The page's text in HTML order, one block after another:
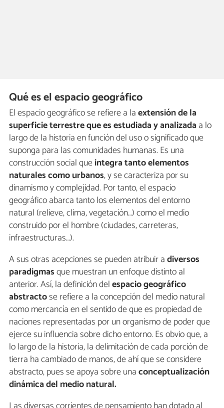
Qué es el espacio geográfico
El espacio geográfico se refiere a laextensión de la
superficie terrestre que es estudiada y analizadaa lo
largo de la historia en función del uso o significado que
suponga para las comunidades humanas. Es una
construcción social queintegra tanto elementos
naturales como urbanos, y se caracteriza por su
dinamismo y complejidad. Por tanto, el espacio
geográfico abarca tanto los elementos del entorno
natural (relieve, clima, vegetación…) como el medio
construido por el hombre (ciudades, carreteras,
infraestructuras…).
A sus otras acepciones se pueden atribuir adiversos
paradigmasque muestran un enfoque distinto al
anterior. Así, la definición delespacio geográfico
abstractose refiere a la concepción del medio natural
como mercancía en el sentido de que es propiedad de
naciones representadas por un organismo de poder que
ejerce su influencia sobre dicho entorno. Es obvio que, a
lo largo de la historia, la delimitación de cada porción de
tierra ha cambiado de manos, de ahí que se considere
abstracto, pues se apoya sobre unaconceptualización
dinámica del medio natural.